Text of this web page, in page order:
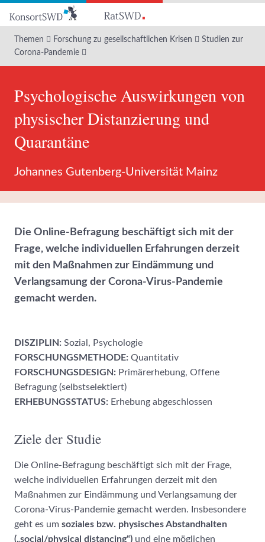
Hauptinhalt
Themen Forschung zu gesellschaftlichen Krisen
Studien zur
Corona-Pandemie
Psychologische Auswirkungen von
physischer Distanzierung und
Quarantäne
Johannes Gutenberg-Universität Mainz
Die Online-Befragung beschäftigt sich mit der
Frage, welche individuellen Erfahrungen derzeit
mit den Maßnahmen zur Eindämmung und
Verlangsamung der Corona-Virus-Pandemie
gemacht werden.
DISZIPLIN: Sozial, Psychologie
FORSCHUNGSMETHODE: Quantitativ
FORSCHUNGSDESIGN: Primärerhebung, Offene
Befragung (selbstselektiert)
ERHEBUNGSSTATUS: Erhebung abgeschlossen
Ziele der Studie
Die Online-Befragung beschäftigt sich mit der Frage,
welche individuellen Erfahrungen derzeit mit den
Maßnahmen zur Eindämmung und Verlangsamung der
Corona-Virus-Pandemie gemacht werden. Insbesondere
geht es um soziales bzw. physisches Abstandhalten
(„social/physical distancing“) und eine möglichen